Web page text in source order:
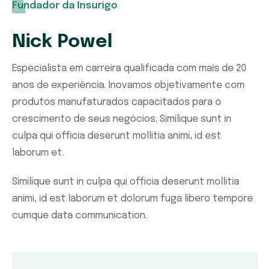
Fundador da Insurigo
Nick Powel
Especialista em carreira qualificada com mais de 20
anos de experiência. Inovamos objetivamente com
produtos manufaturados capacitados para o
crescimento de seus negócios. Similique sunt in
culpa qui officia deserunt mollitia animi, id est
laborum et.
Similique sunt in culpa qui officia deserunt mollitia
animi, id est laborum et dolorum fuga libero tempore
cumque data communication.